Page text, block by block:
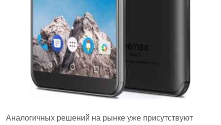
Аналогичных решений на рынке уже присутствуют